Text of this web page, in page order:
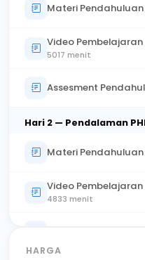
Materi Pendahuluan
Video Pembelajaran
5017 menit
Assesment
Hari 2 — Pendalaman
Materi Pendahuluan
Video Pembelajaran
4833 menit
HARGA